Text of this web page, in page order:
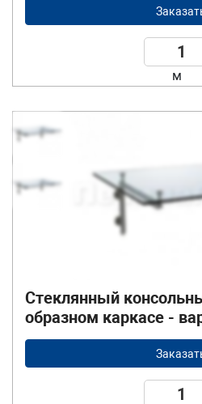
м
Стеклянный
образном каркасе -